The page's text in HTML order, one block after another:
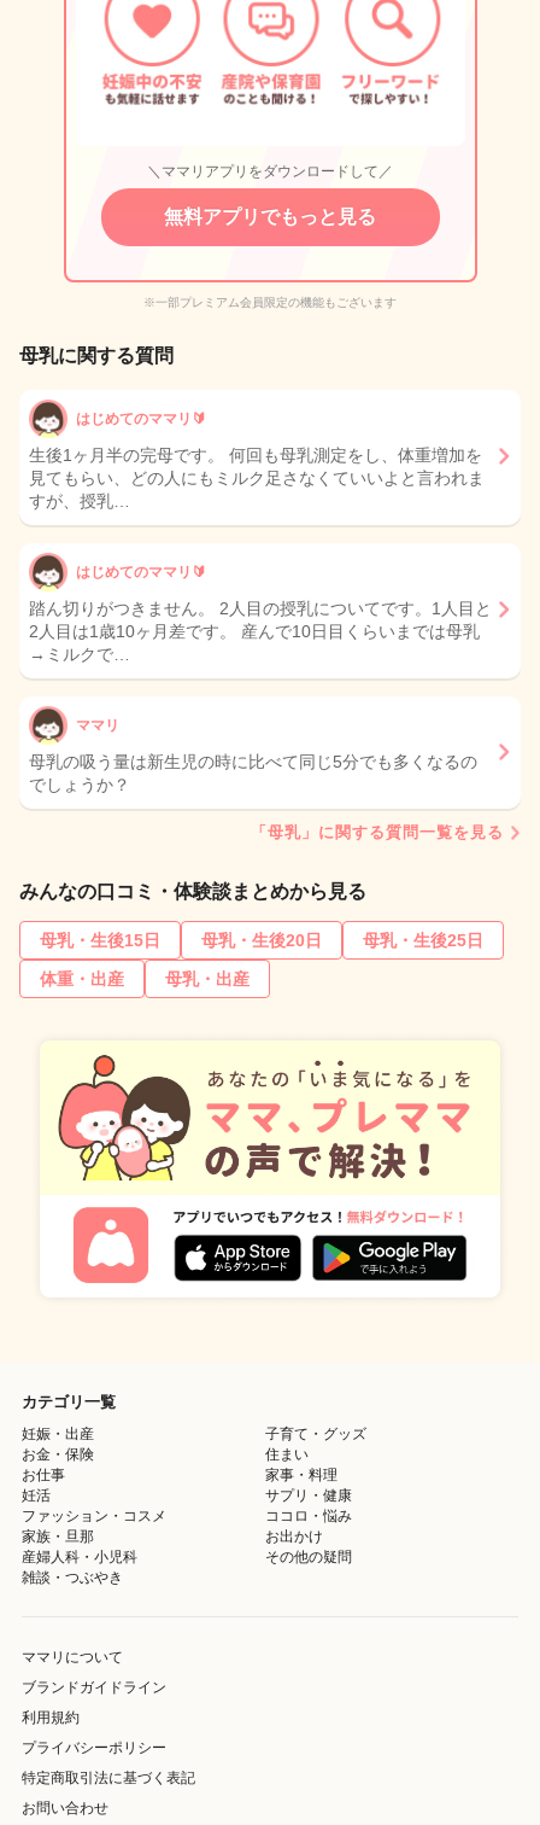
＼ママリアプリをダウンロードして／
無料アプリでもっと見る
※一部プレミアム会員限定の機能もございます
母乳に関する質問
はじめてのママリ🔰
生後1ヶ月半の完母です。 何回も母乳測定をし、体重増加を
見てもらい、どの人にもミルク足さなくていいよと言われま
すが、授乳…
はじめてのママリ🔰
踏ん切りがつきません。 2人目の授乳についてです。1人目と
2人目は1歳10ヶ月差です。 産んで10日目くらいまでは母乳
→ミルクで…
ママリ
母乳の吸う量は新生児の時に比べて同じ5分でも多くなるの
でしょうか？
「母乳」に関する質問一覧を見る
みんなの口コミ・体験談まとめから見る
母乳・生後15日 母乳・生後20日
母乳・生後25日
体重・出産
母乳・出産
カテゴリ一覧
妊娠・出産
子育て・グッズ
お金・保険
住まい
お仕事
家事・料理
妊活
サプリ・健康
ファッション・コスメ
ココロ・悩み
家族・旦那
お出かけ
産婦人科・小児科
その他の疑問
雑談・つぶやき
ママリについて
ブランドガイドライン
利用規約
プライバシーポリシー
特定商取引法に基づく表記
お問い合わせ